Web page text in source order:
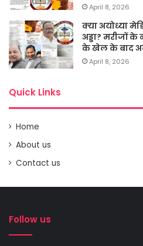
April 8, 2026
क्या अयोध्या
अड्डा? मरीजों
के खेल के बाद
April 8, 2026
Quick Links
Home
About us
Contact us
Follow us